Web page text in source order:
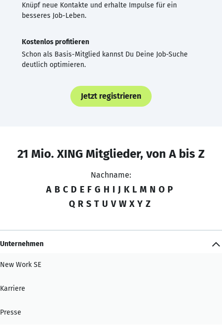
Knüpf neue Kontakte und erhalte Impulse für ein
besseres Job-Leben.
Kostenlos profitieren
Schon als Basis-Mitglied kannst Du Deine Job-Suche
deutlich optimieren.
Jetzt registrieren
21 Mio. XING Mitglieder, von A bis Z
Nachname:
A B C D E F G H I J K L M N O P
Q R S T U V W X Y Z
Unternehmen
New Work SE
Karriere
Presse